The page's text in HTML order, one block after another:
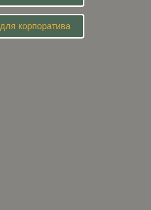
для корпоратива